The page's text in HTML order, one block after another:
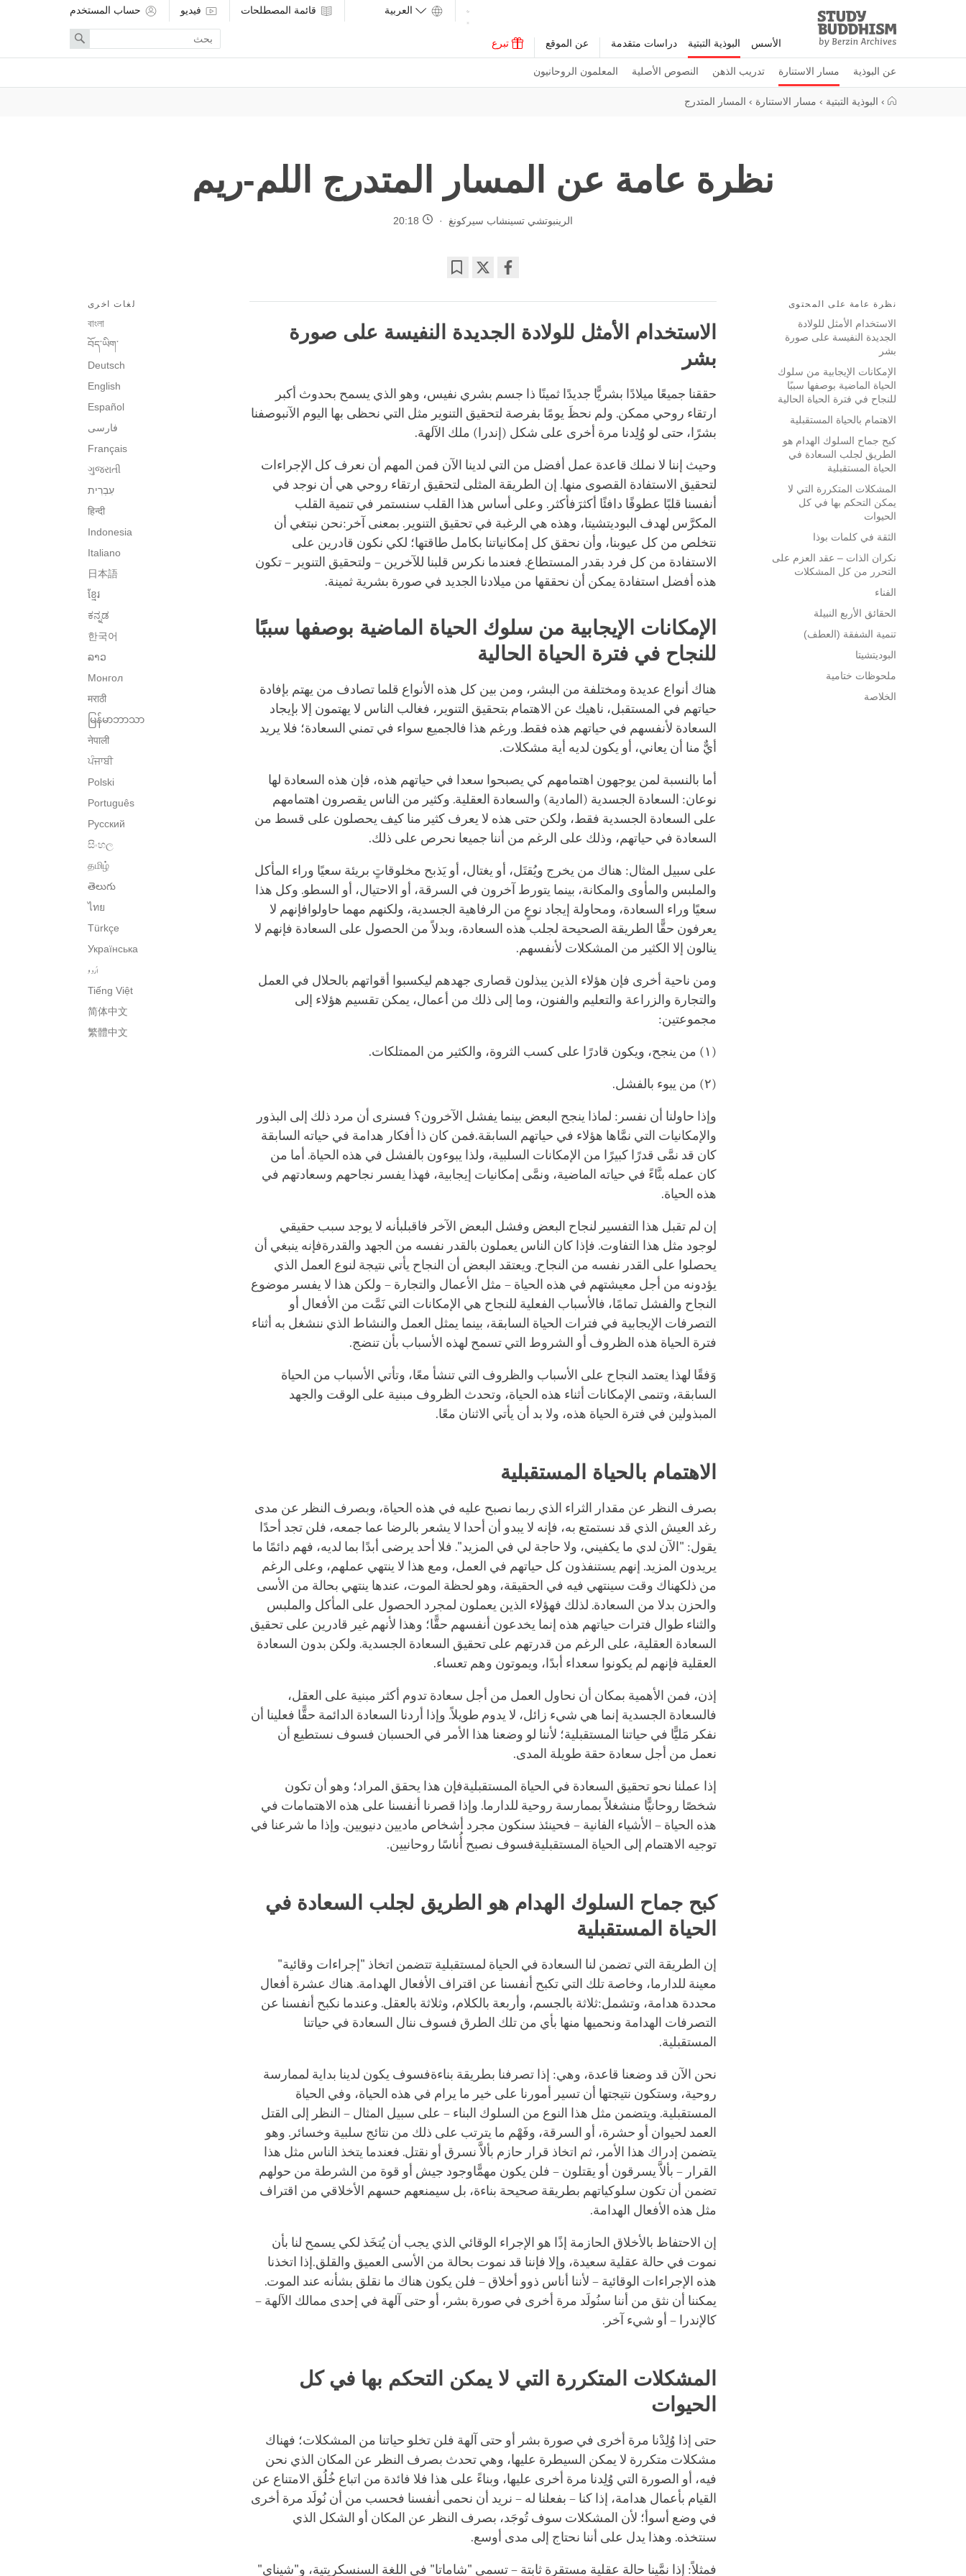
Study
Buddhism
Home
الأسس البوذية التبتية
عن البوذية مسار الاستنارة تدريب الذهن النصوص الأصلية المعلمون الروحانيون
دراسات متقدمة عن الموقع تبرع
قائمة المصطلحات فيديو حساب المستخدم
search
term
Search
› البوذية التبتية › مسار الاستنارة › المسار المتدرج
نظرة عامة عن المسار المتدرج اللم-ريم
الرينبوتشي تسينشاب سيركونغ 20:18
on
facebook
نظرة عامة على المحتوى
الاستخدام الأمثل للولادة
الجديدة النفيسة على صورة
بشر
الإمكانات الإيجابية من سلوك
الحياة الماضية بوصفها سببًا
للنجاح في فترة الحياة الحالية
الاهتمام بالحياة المستقبلية
كبح جماح السلوك الهدام هو
الطريق لجلب السعادة في
الحياة المستقبلية
المشكلات المتكررة التي لا
يمكن التحكم بها في كل
الحيوات
الثقة في كلمات بوذا
نكران الذات – عقد العزم على
التحرر من كل المشكلات
الفناء
الحقائق الأربع النبيلة
تنمية الشفقة (العطف)
البوديتشيتا
ملحوظات ختامية
الخلاصة
لغات اخرى
বাংলা
བོད་ཡིག་
Deutsch
English
Español
فارسی
Français
ગુજરાતી
עִבְרִית‎
हिन्दी
Indonesia
Italiano
日本語
ខ្មែរ
ಕನ್ನಡ
한국어
ລາວ
Монгол
मराठी
မြန်မာဘာသာ
नेपाली
ਪੰਜਾਬੀ
Polski
Português
Русский
සිංහල
தமிழ்
తెలుగు
ไทย
Türkçe
Українська
اُردو
Tiếng Việt
简体中文
繁體中文
الاستخدام الأمثل للولادة الجديدة النفيسة على صورة
بشر
حققنا جميعًا ميلادًا بشريًّا جديدًا ثمينًا ذا جسم بشري نفيس، وهو الذي يسمح بحدوث أكبر
ارتقاء روحي ممكن. ولم نحظَ يومًا بفرصة لتحقيق التنوير مثل التي نحظى بها اليوم الآنبوصفنا
بشرًا، حتى لو وُلِدنا مرة أخرى على شكل (إندرا) ملك الآلهة.
وحيث إننا لا نملك قاعدة عمل أفضل من التي لدينا الآن فمن المهم أن نعرف كل الإجراءات
لتحقيق الاستفادة القصوى منها. إن الطريقة المثلى لتحقيق ارتقاء روحي هي أن نوجد في
أنفسنا قلبًا عطوفًا دافئًا أكثرَفأكثر. وعلى أساس هذا القلب سنستمر في تنمية القلب
المكرَّس لهدف البوديتشيتا، وهذه هي الرغبة في تحقيق التنوير. بمعنى آخر:نحن نبتغي أن
نتخلص من كل عيوبنا، وأن نحقق كل إمكانياتنا بكامل طاقتها؛ لكي نكون قادرين على
الاستفادة من كل فرد بقدر المستطاع. فعندما نكرس قلبنا للآخرين – ولتحقيق التنوير – تكون
هذه أفضل استفادة يمكن أن نحققها من ميلادنا الجديد في صورة بشرية ثمينة.
الإمكانات الإيجابية من سلوك الحياة الماضية بوصفها سببًا
للنجاح في فترة الحياة الحالية
هناك أنواع عديدة ومختلفة من البشر، ومن بين كل هذه الأنواع قلما تصادف من يهتم بإفادة
حياتهم في المستقبل، ناهيك عن الاهتمام بتحقيق التنوير، فغالب الناس لا يهتمون إلا بإيجاد
السعادة لأنفسهم في حياتهم هذه فقط. ورغم هذا فالجميع سواء في تمني السعادة؛ فلا يريد
أيٌّ منا أن يعاني، أو يكون لديه أية مشكلات.
أما بالنسبة لمن يوجهون اهتمامهم كي يصبحوا سعدا في حياتهم هذه، فإن هذه السعادة لها
نوعان: السعادة الجسدية (المادية) والسعادة العقلية. وكثير من الناس يقصرون اهتمامهم
على السعادة الجسدية فقط، ولكن حتى هذه لا يعرف كثير منا كيف يحصلون على قسط من
السعادة في حياتهم، وذلك على الرغم من أننا جميعا نحرص على ذلك.
على سبيل المثال: هناك من يخرج ويُقتَل، أو يغتال، أو يَذبح مخلوقاتٍ بريئة سعيًا وراء المأكل
والملبس والمأوى والمكانة، بينما يتورط آخرون في السرقة، أو الاحتيال، أو السطو. وكل هذا
سعيًا وراء السعادة، ومحاولة إيجاد نوعٍ من الرفاهية الجسدية، ولكنهم مهما حاولوافإنهم لا
يعرفون حقًّا الطريقة الصحيحة لجلب هذه السعادة، وبدلاً من الحصول على السعادة فإنهم لا
ينالون إلا الكثير من المشكلات لأنفسهم.
ومن ناحية أخرى فإن هؤلاء الذين يبذلون قصارى جهدهم ليكسبوا أقواتهم بالحلال في العمل
والتجارة والزراعة والتعليم والفنون، وما إلى ذلك من أعمال، يمكن تقسيم هؤلاء إلى
مجموعتين:
(١) من ينجح، ويكون قادرًا على كسب الثروة، والكثير من الممتلكات.
(٢) من يبوء بالفشل.
وإذا حاولنا أن نفسر: لماذا ينجح البعض بينما يفشل الآخرون؟ فسنرى أن مرد ذلك إلى البذور
والإمكانيات التي نمَّاها هؤلاء في حياتهم السابقة.فمن كان ذا أفكار هدامة في حياته السابقة
كان قد نمَّى قدرًا كبيرًا من الإمكانات السلبية، ولذا يبوءون بالفشل في هذه الحياة. أما من
كان عمله بنَّاءً في حياته الماضية، ونمَّى إمكانيات إيجابية، فهذا يفسر نجاحهم وسعادتهم في
هذه الحياة.
إن لم تقبل هذا التفسير لنجاح البعض وفشل البعض الآخر فاقبلبأنه لا يوجد سبب حقيقي
لوجود مثل هذا التفاوت. فإذا كان الناس يعملون بالقدر نفسه من الجهد والقدرةفإنه ينبغي أن
يحصلوا على القدر نفسه من النجاح. ويعتقد البعض أن النجاح يأتي نتيجة لنوع العمل الذي
يؤدونه من أجل معيشتهم في هذه الحياة – مثل الأعمال والتجارة – ولكن هذا لا يفسر موضوع
النجاح والفشل تمامًا، فالأسباب الفعلية للنجاح هي الإمكانات التي نَمَّت من الأفعال أو
التصرفات الإيجابية في فترات الحياة السابقة، بينما يمثل العمل والنشاط الذي ننشغل به أثناء
فترة الحياة هذه الظروف أو الشروط التي تسمح لهذه الأسباب بأن تنضج.
وَفقًا لهذا يعتمد النجاح على الأسباب والظروف التي تنشأ معًا، وتأتي الأسباب من الحياة
السابقة، وتنمى الإمكانات أثناء هذه الحياة، وتحدث الظروف مبنية على الوقت والجهد
المبذولين في فترة الحياة هذه، ولا بد أن يأتي الاثنان معًا.
الاهتمام بالحياة المستقبلية
بصرف النظر عن مقدار الثراء الذي ربما نصبح عليه في هذه الحياة، وبصرف النظر عن مدى
رغد العيش الذي قد نستمتع به، فإنه لا يبدو أن أحدا لا يشعر بالرضا عما جمعه، فلن تجد أحدًا
يقول: "الآن لدي ما يكفيني، ولا حاجة لي في المزيد". فلا أحد يرضى أبدًا بما لديه، فهم دائمًا ما
يريدون المزيد. إنهم يستنفذون كل حياتهم في العمل، ومع هذا لا ينتهي عملهم، وعلى الرغم
من ذلكهناك وقت سينتهي فيه في الحقيقة، وهو لحظة الموت، عندها ينتهي بحالة من الأسى
والحزن بدلا من السعادة. لذلك فهؤلاء الذين يعملون لمجرد الحصول على المأكل والملبس
والثناء طوال فترات حياتهم هذه إنما يخدعون أنفسهم حقًّا؛ وهذا لأنهم غير قادرين على تحقيق
السعادة العقلية، على الرغم من قدرتهم على تحقيق السعادة الجسدية. ولكن بدون السعادة
العقلية فإنهم لم يكونوا سعداء أبدًا، ويموتون وهم تعساء.
إذن، فمن الأهمية بمكان أن نحاول العمل من أجل سعادة تدوم أكثر مبنية على العقل،
فالسعادة الجسدية إنما هي شيء زائل، لا يدوم طويلاً. وإذا أردنا السعادة الدائمة حقًّا فعلينا أن
نفكر مَليًّا في حياتنا المستقبلية؛ لأننا لو وضعنا هذا الأمر في الحسبان فسوف نستطيع أن
نعمل من أجل سعادة حقة طويلة المدى.
إذا عملنا نحو تحقيق السعادة في الحياة المستقبليةفإن هذا يحقق المراد؛ وهو أن تكون
شخصًا روحانيًّا منشغلاً بممارسة روحية للدارما. وإذا قصرنا أنفسنا على هذه الاهتمامات في
هذه الحياة – الأشياء الفانية – فحينئذ سنكون مجرد أشخاص ماديين دنيويين. وإذا ما شرعنا في
توجيه الاهتمام إلى الحياة المستقبليةفسوف نصبح أُناسًا روحانيين.
كبح جماح السلوك الهدام هو الطريق لجلب السعادة في
الحياة المستقبلية
إن الطريقة التي تضمن لنا السعادة في الحياة لمستقبلية تتضمن اتخاذ "إجراءات وقائية"
معينة للدارما، وخاصة تلك التي تكبح أنفسنا عن اقتراف الأفعال الهدامة. هناك عشرة أفعال
محددة هدامة، وتشمل:ثلاثة بالجسم، وأربعة بالكلام، وثلاثة بالعقل. وعندما نكبح أنفسنا عن
التصرفات الهدامة ونحميها منها بأي من تلك الطرق فسوف ننال السعادة في حياتنا
المستقبلية.
نحن الآن قد وضعنا قاعدة، وهي: إذا تصرفنا بطريقة بناءةفسوف يكون لدينا بداية لممارسة
روحية، وستكون نتيجتها أن تسير أمورنا على خير ما يرام في هذه الحياة، وفي الحياة
المستقبلية. ويتضمن مثل هذا النوع من السلوك البناء – على سبيل المثال – النظر إلى القتل
العمد لحيوان أو حشرة، أو السرقة، وفَهْم ما يترتب على ذلك من نتائج سلبية وخسائر. وهو
يتضمن إدراك هذا الأمر، ثم اتخاذ قرار حازم بألاَّ نسرق أو نقتل. فعندما يتخذ الناس مثل هذا
القرار – بألاَّ يسرقون أو يقتلون – فلن يكون مهمًّاوجود جيش أو قوة من الشرطة من حولهم
تضمن أن تكون سلوكياتهم بطريقة صحيحة بناءة، بل سيمنعهم حسهم الأخلاقي من اقتراف
مثل هذه الأفعال الهدامة.
إن الاحتفاظ بالأخلاق الحازمة إذًا هو الإجراء الوقائي الذي يجب أن يُتخَذ لكي يسمح لنا بأن
نموت في حالة عقلية سعيدة، وإلا فإننا قد نموت بحالة من الأسى العميق والقلق.إذا اتخذنا
هذه الإجراءات الوقائية – لأننا أناس ذوو أخلاق – فلن يكون هناك ما نقلق بشأنه عند الموت.
يمكننا أن نثق من أننا سنُولَد مرة أخرى في صورة بشر، أو حتى آلهة في إحدى ممالك الآلهة –
كالإندرا – أو شيء آخر.
المشكلات المتكررة التي لا يمكن التحكم بها في كل
الحيوات
حتى إذا وُلِدْنا مرة أخرى في صورة بشر أو حتى آلهة فلن تخلو حياتنا من المشكلات؛ فهناك
مشكلات متكررة لا يمكن السيطرة عليها، وهي تحدث بصرف النظر عن المكان الذي نحن
فيه، أو الصورة التي وُلِدنا مرة أخرى عليها، وبناءً على هذا فلا فائدة من اتباع خُلُق الامتناع عن
القيام بأعمال هدامة، إذا كنا – بفعلنا له – نريد أن نحمى أنفسنا فحسب من أن نُولَد مرة أخرى
في وضع أسوأ؛ لأن المشكلات سوف تُوجَد، بصرف النظر عن المكان أو الشكل الذي
سنتخذه. وهذا يدل على أننا نحتاج إلى مدى أوسع.
فمثلاً: إذا نمَّينا حالة عقلية مستقرة ثابتة – تسمى "شاماتا" في اللغة السنسكريتية، و"شيناي"